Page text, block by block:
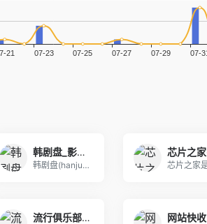
韩剧盘_影视资源网_最新免费电影电视剧无广告在线观看
韩剧盘(hanjupan.cc)提供全网最新韩剧
流行俱乐部-流行馆-街拍美女图片网站 网站快收